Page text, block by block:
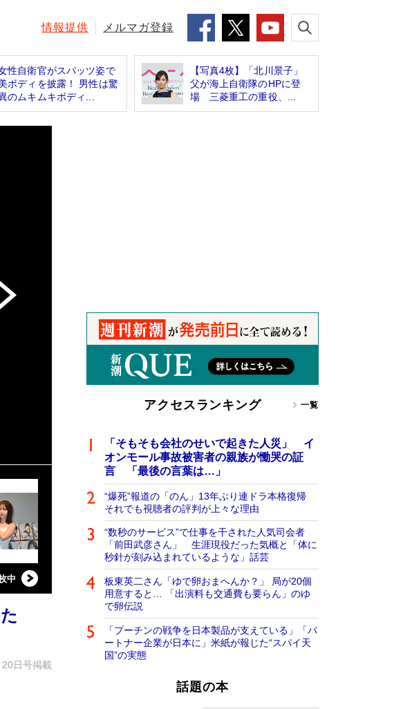
情報提供 メルマガ登録
性自衛官がスパッツ姿で
ボディを披露！ 男性は驚
のムキムキボディ...
【写真4枚】「北川景子」
父が海上自衛隊のHPに登
場 三菱重工の重役、...
中
日号掲載
アクセスランキング 一覧
「そもそも会社のせいで起きた人災」 イ
オンモール事故被害者の親族が慟哭の証
言 「最後の言葉は…」
“爆死”報道の「のん」13年ぶり連ドラ本格復帰
それでも視聴者の評判が上々な理由
“数秒のサービス”で仕事を干された人気司会者
「前田武彦さん」 生涯現役だった気概と「体に
秒針が刻み込まれているような」話芸
板東英二さん「ゆで卵おまへんか？」 局が20個
用意すると… 「出演料も交通費も要らん」のゆ
で卵伝説
「プーチンの戦争を日本製品が支えている」「パ
ートナー企業が日本に」米紙が報じた“スパイ天
国”の実態
話題の本